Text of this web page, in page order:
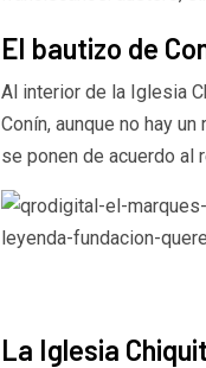
El bautizo de
Al interior de la Iglesia
Conín, aunque no hay
se ponen de acuerdo al
La Iglesia